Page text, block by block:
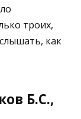
троих,
как
Б.С.,